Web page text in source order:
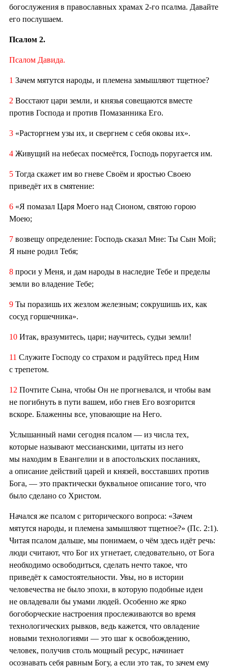
богослужения в православных храмах 2-го псалма. Давайте
его послушаем.
Псалом 2.
Псалом Давида.
1 Зачем мятутся народы, и племена замышляют тщетное?
2 Восстают цари земли, и князья совещаются вместе
против Господа и против Помазанника Его.
3 «Расторгнем узы их, и свергнем с себя оковы их».
4 Живущий на небесах посмеётся, Господь поругается им.
5 Тогда скажет им во гневе Своём и яростью Своею
приведёт их в смятение:
6 «Я помазал Царя Моего над Сионом, святою горою
Моею;
7 возвещу определение: Господь сказал Мне: Ты Сын Мой;
Я ныне родил Тебя;
8 проси у Меня, и дам народы в наследие Тебе и пределы
земли во владение Тебе;
9 Ты поразишь их жезлом железным; сокрушишь их, как
сосуд горшечника».
10 Итак, вразумитесь, цари; научитесь, судьи земли!
11 Служите Господу со страхом и радуйтесь пред Ним
с трепетом.
12 Почтите Сына, чтобы Он не прогневался, и чтобы вам
не погибнуть в пути вашем, ибо гнев Его возгорится
вскоре. Блаженны все, уповающие на Него.
Услышанный нами сегодня псалом — из числа тех,
которые называют мессианскими, цитаты из него
мы находим в Евангелии и в апостольских посланиях,
а описание действий царей и князей, восставших против
Бога, — это практически буквальное описание того, что
было сделано со Христом.
Начался же псалом с риторического вопроса: «Зачем
мятутся народы, и племена замышляют тщетное?» (Пс. 2:1).
Читая псалом дальше, мы понимаем, о чём здесь идёт речь:
люди считают, что Бог их угнетает, следовательно, от Бога
необходимо освободиться, сделать нечто такое, что
приведёт к самостоятельности. Увы, но в истории
человечества не было эпохи, в которую подобные идеи
не овладевали бы умами людей. Особенно же ярко
богоборческие настроения прослеживаются во время
технологических рывков, ведь кажется, что овладение
новыми технологиями — это шаг к освобождению,
человек, получив столь мощный ресурс, начинает
осознавать себя равным Богу, а если это так, то зачем ему